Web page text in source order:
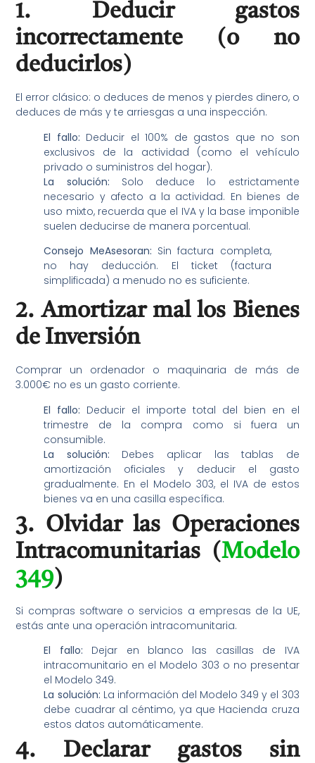
1. Deducir gastos
incorrectamente (o no
deducirlos)
El error clásico: o deduces de menos y pierdes dinero, o
deduces de más y te arriesgas a una inspección.
El fallo: Deducir el 100% de gastos que no son
exclusivos de la actividad (como el vehículo
privado o suministros del hogar).
La solución: Solo deduce lo estrictamente
necesario y afecto a la actividad. En bienes de
uso mixto, recuerda que el IVA y la base imponible
suelen deducirse de manera porcentual.
Consejo MeAsesoran: Sin factura completa,
no hay deducción. El ticket (factura
simplificada) a menudo no es suficiente.
2. Amortizar mal los Bienes
de Inversión
Comprar un ordenador o maquinaria de más de
3.000€ no es un gasto corriente.
El fallo: Deducir el importe total del bien en el
trimestre de la compra como si fuera un
consumible.
La solución: Debes aplicar las tablas de
amortización oficiales y deducir el gasto
gradualmente. En el Modelo 303, el IVA de estos
bienes va en una casilla específica.
3. Olvidar las Operaciones
Intracomunitarias (Modelo
349)
Si compras software o servicios a empresas de la UE,
estás ante una operación intracomunitaria.
El fallo: Dejar en blanco las casillas de IVA
intracomunitario en el Modelo 303 o no presentar
el Modelo 349.
La solución: La información del Modelo 349 y el 303
debe cuadrar al céntimo, ya que Hacienda cruza
estos datos automáticamente.
4. Declarar gastos sin